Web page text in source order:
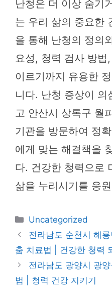
난청은 더 이상 숨기
는 우리 삶의 중요한
을 통해 난청의 정의
요성, 청력 검사 방법
이르기까지 유용한
니다. 난청 증상이
고 안산시 상록구 월
기관을 방문하여 정
에게 맞는 해결책을
다. 건강한 청력으로
삶을 누리시기를 응
카
테
리
Uncategorized
전라남도 순천시 해
춤 치료법 | 건강한 청력
전라남도 광양시 광
법 | 청력 건강 지키기